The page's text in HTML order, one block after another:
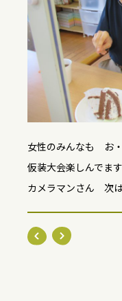
女性のみんなも お
仮装大会楽しんでま
カメラマンさん 次